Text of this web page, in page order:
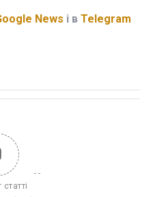
News і в Telegram